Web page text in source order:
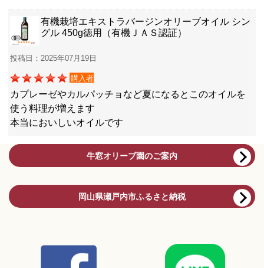
有機栽培エキストラバージンオリーブオイル シン
グル 450g徳用（有機ＪＡＳ認証）
投稿日：2025年07月19日
購入者
カプレーゼやカルパッチョなど夏になるとこのオイルを
使う料理が増えます
本当においしいオイルです
牛窓オリーブ園のご案内
岡山県瀬戸内市ふるさと納税